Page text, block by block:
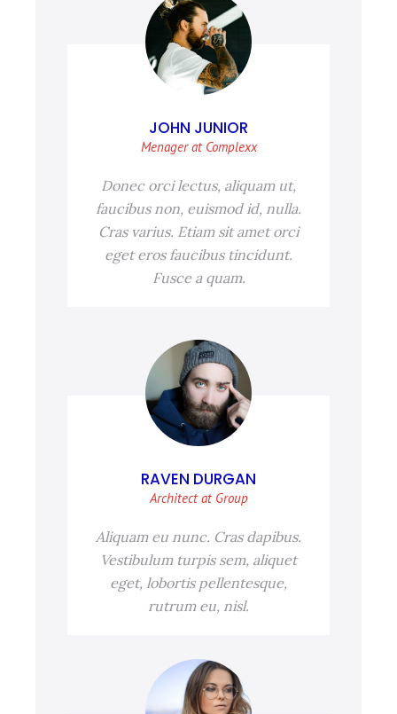
JOHN JUNIOR
Menager at Complexx
Donec orci lectus, aliquam ut,
faucibus non, euismod id, nulla.
Cras varius. Etiam sit amet orci
eget eros faucibus tincidunt.
Fusce a quam.
RAVEN DURGAN
Architect at Group
Aliquam eu nunc. Cras dapibus.
Vestibulum turpis sem, aliquet
eget, lobortis pellentesque,
rutrum eu, nisl.